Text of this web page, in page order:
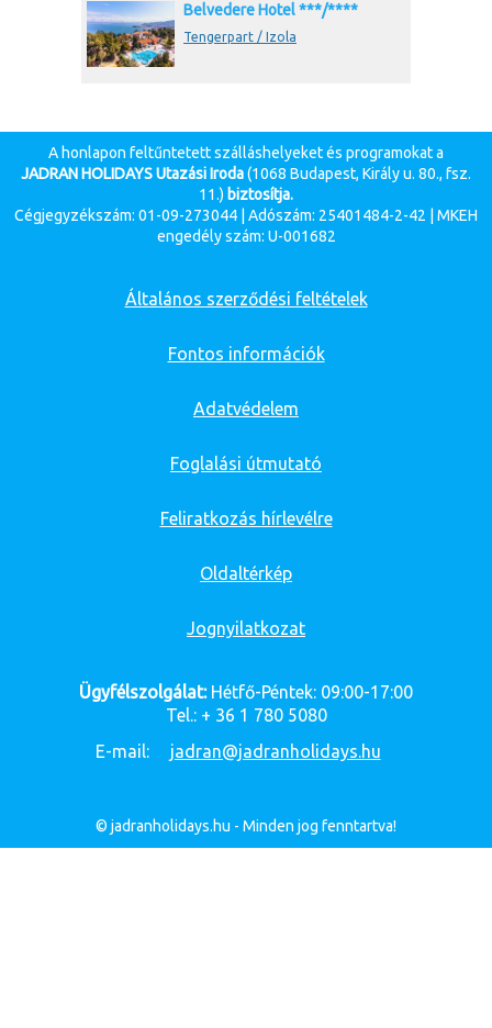
Belvedere Hotel ***/****
Tengerpart / Izola
A honlapon feltűntetett szálláshelyeket és programokat a
JADRAN HOLIDAYS Utazási Iroda(1068 Budapest, Király u. 80., fsz.
11.) biztosítja.
Cégjegyzékszám: 01-09-273044 | Adószám: 25401484-2-42 | MKEH
engedély szám: U-001682
Általános szerződési feltételek
Fontos információk
Adatvédelem
Foglalási útmutató
Feliratkozás hírlevélre
Oldaltérkép
Jognyilatkozat
Ügyfélszolgálat:Hétfő-Péntek: 09:00-17:00
Tel.: + 36 1 780 5080
E-mail:
jadran@jadranholidays.hu
© jadranholidays.hu - Minden jog fenntartva!